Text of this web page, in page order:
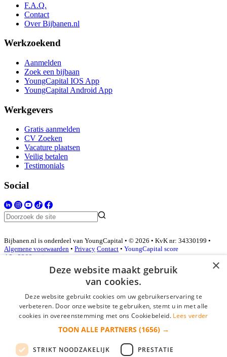
F.A.Q.
Contact
Over Bijbanen.nl
Werkzoekend
Aanmelden
Zoek een bijbaan
YoungCapital IOS App
YoungCapital Android App
Werkgevers
Gratis aanmelden
CV Zoeken
Vacature plaatsen
Veilig betalen
Testimonials
Social
Bijbanen.nl is onderdeel van YoungCapital • © 2026 • KvK nr: 34330199 •
Algemene voorwaarden • Privacy Contact • YoungCapital score
4.3 - 3366 reviews
Inloggen als bedrijf
*
login gegevens onthouden
×
Deze website maakt gebruik
van cookies.
Deze website gebruikt cookies om uw gebruikerservaring te
verbeteren. Door onze website te gebruiken, stemt u in met alle
cookies in overeenstemming met ons Cookiebeleid. Lees verder
TOON ALLE PARTNERS (1656) →
STRIKT NOODZAKELIJK PRESTATIE